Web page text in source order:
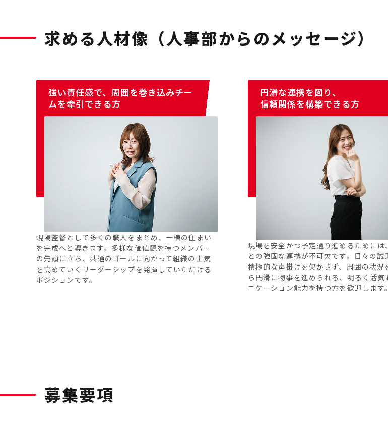
求める人材像（人事部からのメッセージ）
強い責任感で、周囲を巻き込みチー
ムを牽引できる方
現場監督として多くの職人をまとめ、一棟の住まい
を完成へと導きます。多様な価値観を持つメンバー
の先頭に立ち、共通のゴールに向かって組織の士気
を高めていくリーダーシップを発揮していただける
ポジションです。
円滑な連携を図り、
信頼関係を構築できる方
現場を安全かつ予定通り進めるためには
との強固な連携が不可欠です。日々の誠
積極的な声掛けを欠かさず、周囲の状況
ら円滑に物事を進められる、明るく活気
ニケーション能力を持つ方を歓迎します。
募集要項